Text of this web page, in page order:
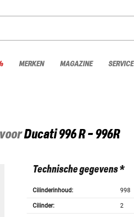
MERKEN MAGAZINE SERVICE
Ducati 996 R - 996R
Technische gegevens *
Cilinderinhoud: 998
Cilinder: 2